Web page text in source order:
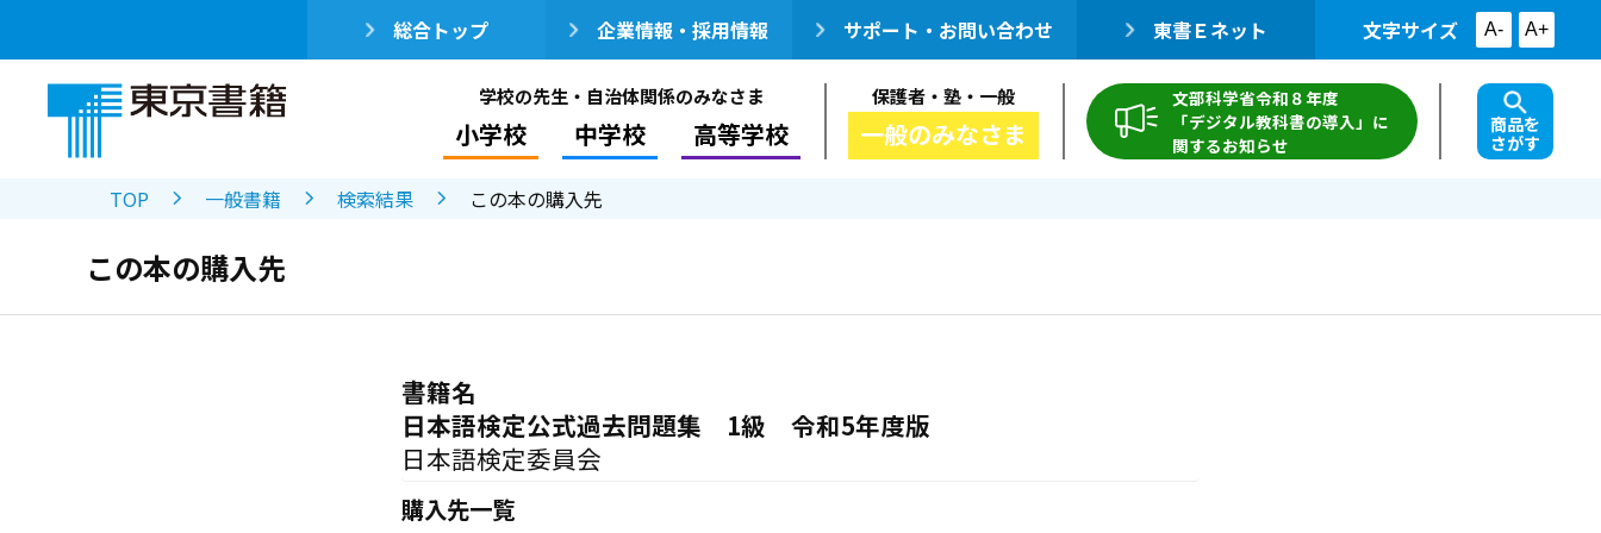
総合トップ 企業情報・採用情報 サポート・お問い合わせ 東書Ｅネット 文字サイズ A- A+
学校の先生・自治体関係のみなさま
小学校 中学校 高等学校
保護者・塾・一般
一般のみなさま
文部科学省令和８年度
「デジタル教科書の導入」に
関するお知らせ
商品を
さがす
TOP 一般書籍 検索結果 この本の購入先
この本の購入先
書籍名
日本語検定公式過去問題集 1級 令和5年度版
日本語検定委員会
購入先一覧